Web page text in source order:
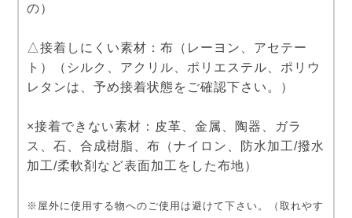
の）
△接着しにくい素材：布（レーヨン、アセテー
ト）（シルク、アクリル、ポリエステル、ポリウ
レタンは、予め接着状態をご確認下さい。）
×接着できない素材：皮革、金属、陶器、ガラ
ス、石、合成樹脂、布（ナイロン、防水加工/撥水
加工/柔軟剤など表面加工をした布地）
※屋外に使用する物へのご使用は避けて下さい。（取れやす